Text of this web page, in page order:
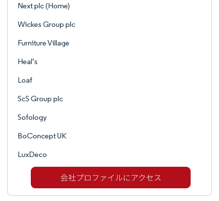
Next plc (Home)
Wickes Group plc
Furniture Village
Heal’s
Loaf
ScS Group plc
Sofology
BoConcept UK
LuxDeco